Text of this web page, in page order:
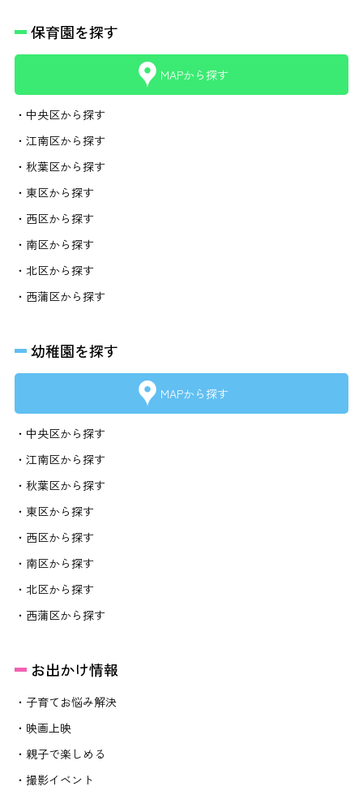
保育園を探す
MAPから探す
・中央区から探す
・江南区から探す
・秋葉区から探す
・東区から探す
・西区から探す
・南区から探す
・北区から探す
・西蒲区から探す
幼稚園を探す
MAPから探す
・中央区から探す
・江南区から探す
・秋葉区から探す
・東区から探す
・西区から探す
・南区から探す
・北区から探す
・西蒲区から探す
お出かけ情報
・子育てお悩み解決
・映画上映
・親子で楽しめる
・撮影イベント